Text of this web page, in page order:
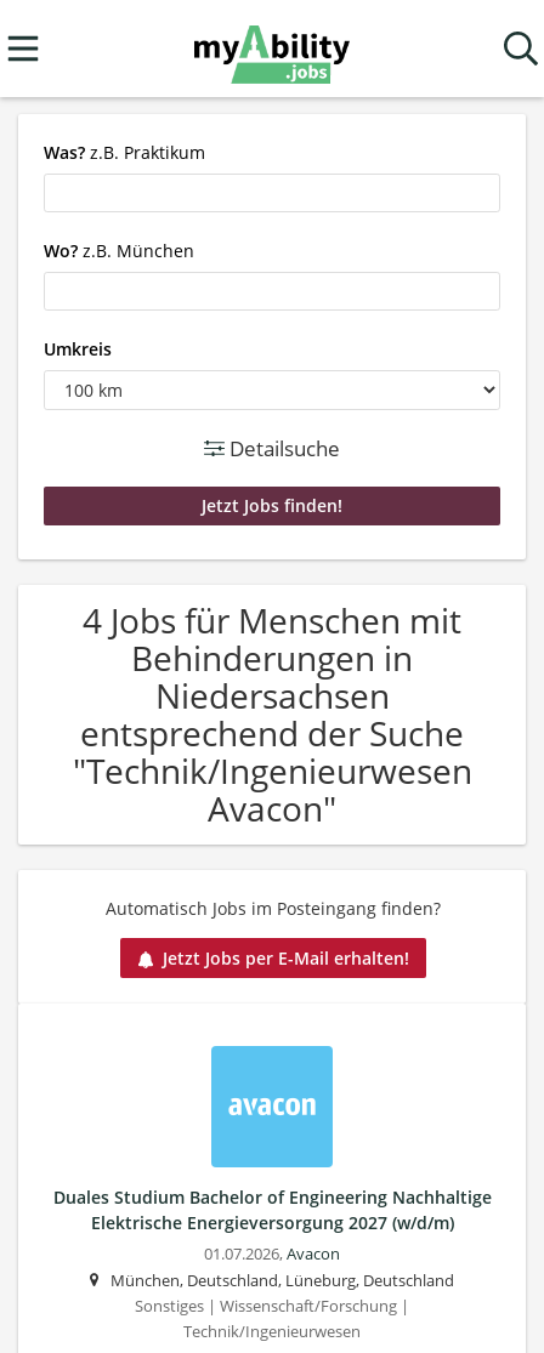
Was? z.B. Praktikum
Wo? z.B. München
Umkreis
Detailsuche
4 Jobs für Menschen mit
Behinderungen in
Niedersachsen
entsprechend der Suche
"Technik/Ingenieurwesen
Avacon"
Automatisch Jobs im Posteingang finden?
Jetzt Jobs per E-Mail erhalten!
Duales Studium Bachelor of Engineering Nachhaltige
Elektrische Energieversorgung 2027 (w/d/m)
01.07.2026,Avacon
München, Deutschland, Lüneburg, Deutschland
Sonstiges | Wissenschaft/Forschung |
Technik/Ingenieurwesen